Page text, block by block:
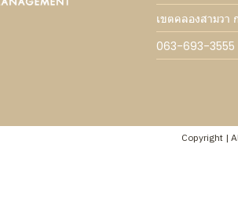
เขตคลองสามวา
063-693-3555
Copyright |